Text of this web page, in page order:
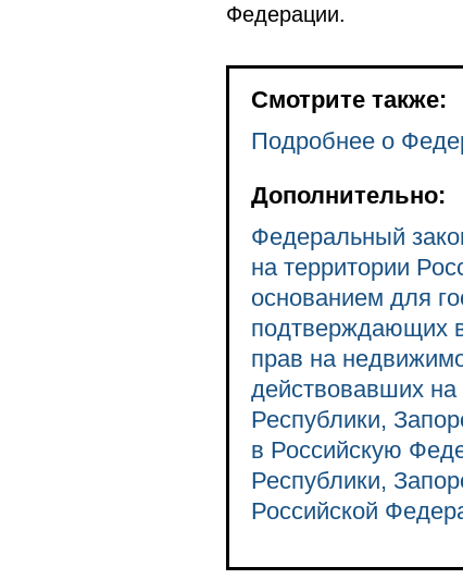
Федерации.
Смотрите также:
Подробнее о
Дополнительно:
Федеральный
на территории
основанием для
подтверждающих
прав на
действовавших
Республики,
в Российскую
Республики,
Российской